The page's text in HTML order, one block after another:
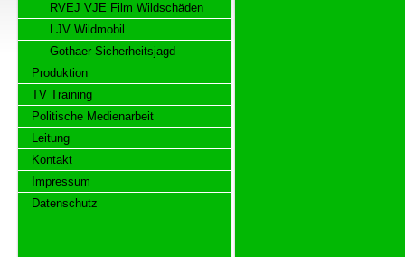
RVEJ VJE Film Wildschäden
LJV Wildmobil
Gothaer Sicherheitsjagd
Produktion
TV Training
Politische Medienarbeit
Leitung
Kontakt
Impressum
Datenschutz